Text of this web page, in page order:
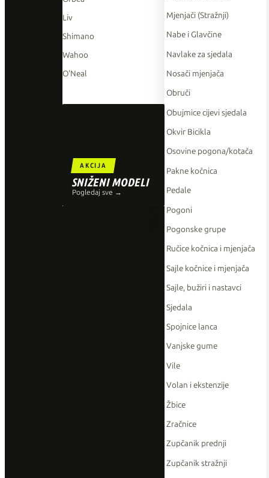
Liv
Shimano
Wahoo
O'Neal
AKCIJA
SNIŽENI MODELI
Pogledaj sve →
Mjenjači (Stražnji)
Nabe i Glavčine
Navlake za sjedala
Nosači mjenjača
Obruči
Obujmice cijevi sjedala
Okvir Bicikla
Osovine pogona/kotača
Pakne kočnica
Pedale
Pogoni
Pogonske grupe
Ručice kočnica i mjenjača
Sajle kočnice i mjenjača
Sajle, bužiri i nastavci
Sjedala
Spojnice lanca
Vanjske gume
Vile
Volan i ekstenzije
Žbice
Zračnice
Zupčanik prednji
Zupčanik stražnji